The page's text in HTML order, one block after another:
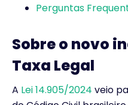
Perguntas
Sobre o novo
Taxa Legal
A Lei 14.905/2024 veio